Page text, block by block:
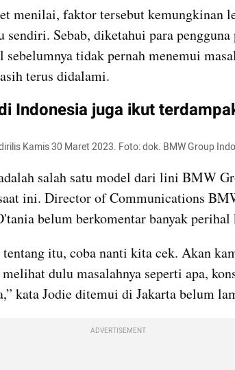
menilai, faktor tersebut kemungkinan
sendiri. Sebab, diketahui para
sebelumnya tidak pernah menemui
terus didalami.
Indonesia juga ikut
Kamis 30 Maret 2023. Foto: dok. BMW Group
salah satu model dari lini BMW
ini. Director of Communications
belum berkomentar banyak perihal
itu, coba nanti kita cek. Akan
dulu masalahnya seperti apa,
kata Jodie ditemui di Jakarta belum
ADVERTISEMENT